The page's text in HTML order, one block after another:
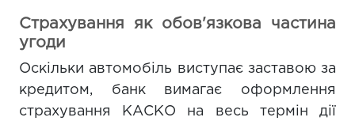
Страхування як обов'язкова частина
угоди
Оскільки автомобіль виступає заставою за
кредитом, банк вимагає оформлення
страхування КАСКО на весь термін дії